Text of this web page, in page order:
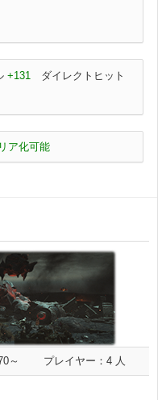
+131 ダイレクトヒット
ア化可能
～ プレイヤー：4 人